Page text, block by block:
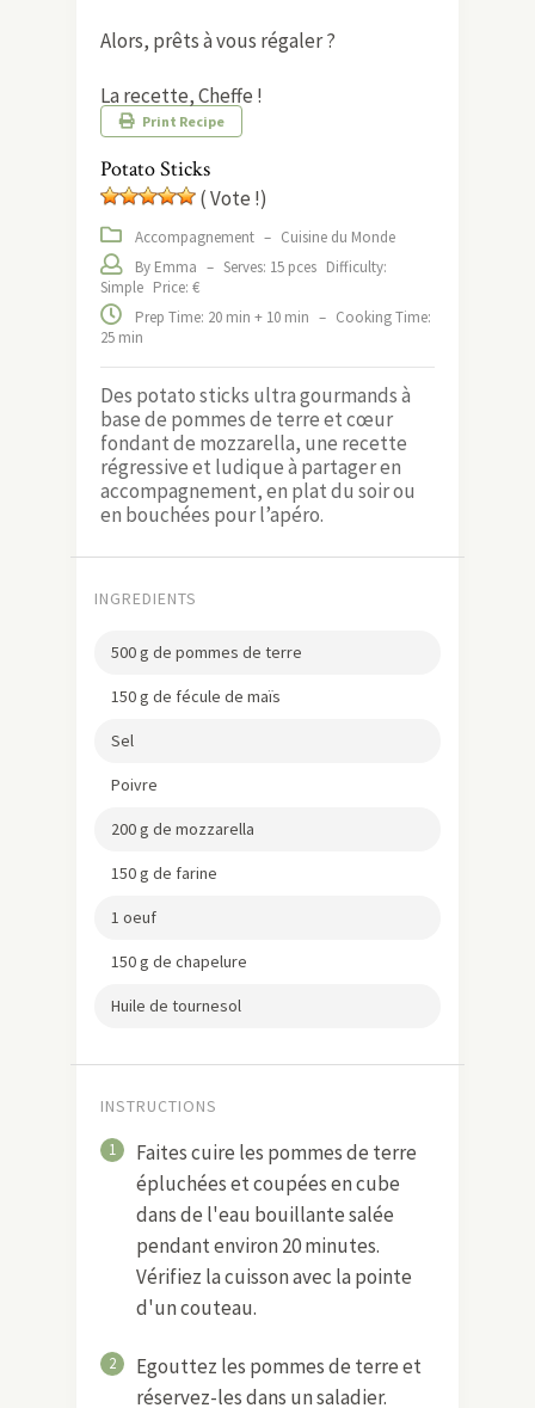
Alors, prêts à vous régaler ?
La recette, Cheffe !
Print Recipe
Potato Sticks
( Vote !)
Accompagnement – Cuisine du Monde
By Emma – Serves: 15 pces Difficulty:
Simple Price: €
Prep Time: 20 min + 10 min – Cooking Time:
25 min
Des potato sticks ultra gourmands à
base de pommes de terre et cœur
fondant de mozzarella, une recette
régressive et ludique à partager en
accompagnement, en plat du soir ou
en bouchées pour l’apéro.
INGREDIENTS
500 g de pommes de terre
150 g de fécule de maïs
Sel
Poivre
200 g de mozzarella
150 g de farine
1 oeuf
150 g de chapelure
Huile de tournesol
INSTRUCTIONS
1
Faites cuire les pommes de terre
épluchées et coupées en cube
dans de l'eau bouillante salée
pendant environ 20 minutes.
Vérifiez la cuisson avec la pointe
d'un couteau.
2
Egouttez les pommes de terre et
réservez-les dans un saladier.